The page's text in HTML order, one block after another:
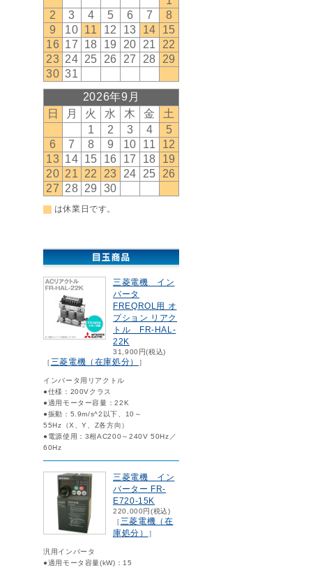
三菱電機 イン
バータ
FREQROL用 オ
プション リアク
トル FR-HAL-
22K
31,900円(税込)
［三菱電機（在庫処分） ］
インバータ用リアクトル
●仕様：200Vクラス
●適用モーター容量：22K
●振動：5.9m/s^2以下、10～
55Hz（X、Y、Z各方向）
●電源使用：3相AC200～240V 50Hz／
60Hz
三菱電機 イン
バーター FR-
E720-15K
220,000円(税込)
［三菱電機（在
庫処分）
］
汎用インバータ
●適用モータ容量(kW)：15